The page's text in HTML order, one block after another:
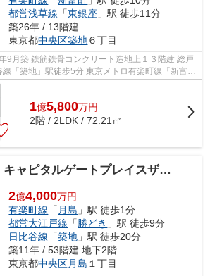
都営浅草線 「東銀座 」駅 徒歩11分
築26年 / 13階建
東京都中央区築地６丁目
日比谷線...
1億5,800万円
2階 / 2LDK / 72.21㎡
キャピタルゲートプレイスザタワー
2億4,000万円
有楽町線 「 月島 」駅 徒歩1分
都営大江戸線 「 勝どき 」駅 徒歩9分
日比谷線 「築地 」駅 徒歩20分
築11年 / 53階建 地下2階
東京都中央区月島 １丁目